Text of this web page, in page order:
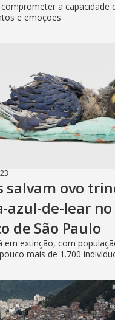
a capacidade
e emoções
salvam ovo
azul-de-lear no
de São Paulo
em extinção, com
mais de 1.700